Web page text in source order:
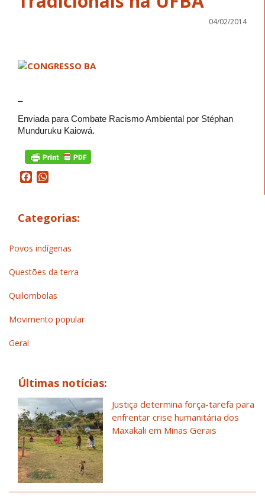
04/02/2014
–
Enviada para Combate Racismo Ambiental por Stéphan
Munduruku Kaiowá.
Facebook
Categorias:
Povos indígenas
Questões da terra
Quilombolas
Movimento popular
Geral
Últimas notícias:
Justiça determina força-tarefa para
enfrentar crise humanitária dos
Maxakali em Minas Gerais